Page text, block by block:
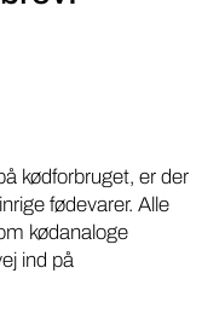
kødforbruget, er der
fødevarer. Alle
kødanaloge
ind på